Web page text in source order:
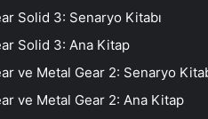
Solid 3: Senaryo Kitabı
Solid 3: Ana Kitap
ve Metal Gear 2: Senaryo
ve Metal Gear 2: Ana Kitap